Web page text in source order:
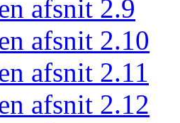
afsnit 2.9
afsnit 2.10
afsnit 2.11
afsnit 2.12